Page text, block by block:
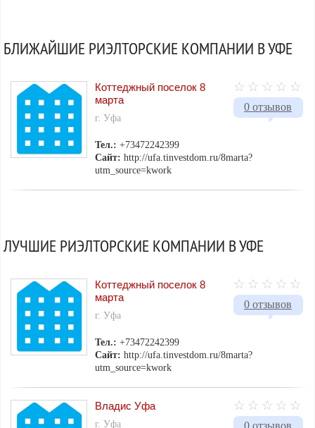
БЛИЖАЙШИЕ РИЭЛТОРСКИЕ КОМПАНИИ В УФЕ
0 отзывов
Коттеджный поселок 8
марта
г. Уфа
Тел.:+73472242399
Сайт: http://ufa.tinvestdom.ru/8marta?
utm_source=kwork
ЛУЧШИЕ РИЭЛТОРСКИЕ КОМПАНИИ В УФЕ
0 отзывов
Коттеджный поселок 8
марта
г. Уфа
Тел.:+73472242399
Сайт: http://ufa.tinvestdom.ru/8marta?
utm_source=kwork
0 отзывов
Владис Уфа
г. Уфа